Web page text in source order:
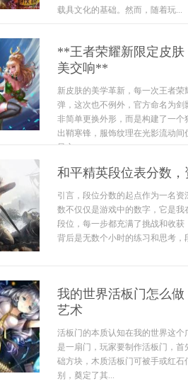
载具文化的基础。然而，随着玩...
**王者荣耀新限定皮
美交响**
新皮肤的美学革新，每一次王者
弹，这次也不例外，官方命名为
非简单更换外形，而是构建了一
出鞘寒锋，服饰纹理在光影流动
呆立，...
和平精英段位表分数
引言，段位分数的起点作为一名
数不仅仅是游戏中的数字，它是
段位，每一步都充满了挑战和收
背后是无数个小时的练习和思考，
我的世界活板门怎么
艺术
活板门的本质认知在我的世界这
是一扇门，玩家要制作活板门，
础方块，木质活板门可被手或红
别，奠定了其...